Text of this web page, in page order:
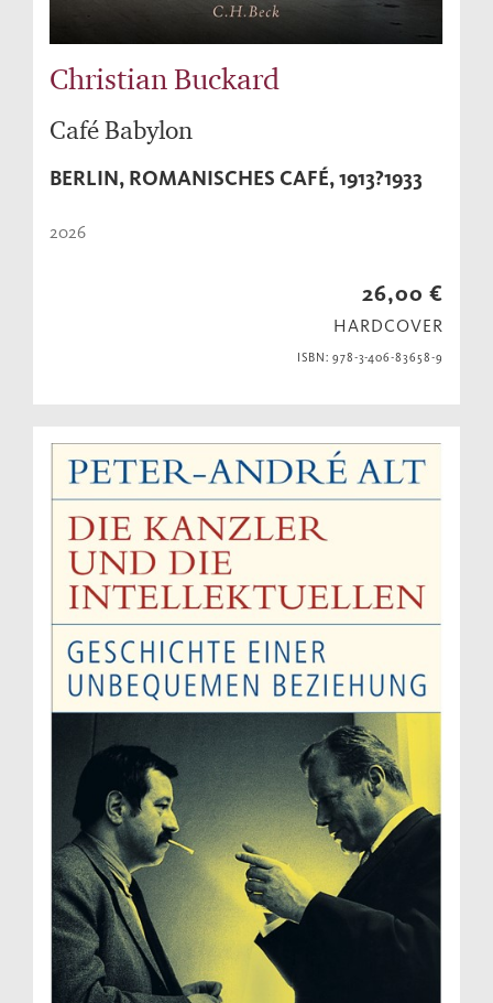
Christian Buckard
Café Babylon
BERLIN, ROMANISCHES CAFÉ, 1913?1933
2026
26,00 €
HARDCOVER
ISBN: 978-3-406-83658-9